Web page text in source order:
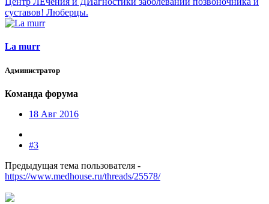
суставов! Люберцы.
La murr
Администратор
Команда форума
18 Авг 2016
#3
Предыдущая тема пользователя -
https://www.medhouse.ru/threads/25578/